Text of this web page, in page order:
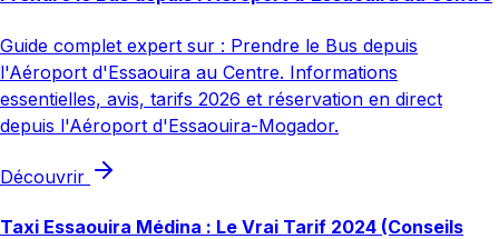
Guide complet expert sur : Prendre le Bus depuis
l'Aéroport d'Essaouira au Centre. Informations
essentielles, avis, tarifs 2026 et réservation en direct
depuis l'Aéroport d'Essaouira-Mogador.
Découvrir
Taxi Essaouira Médina : Le Vrai Tarif 2024 (Conseils